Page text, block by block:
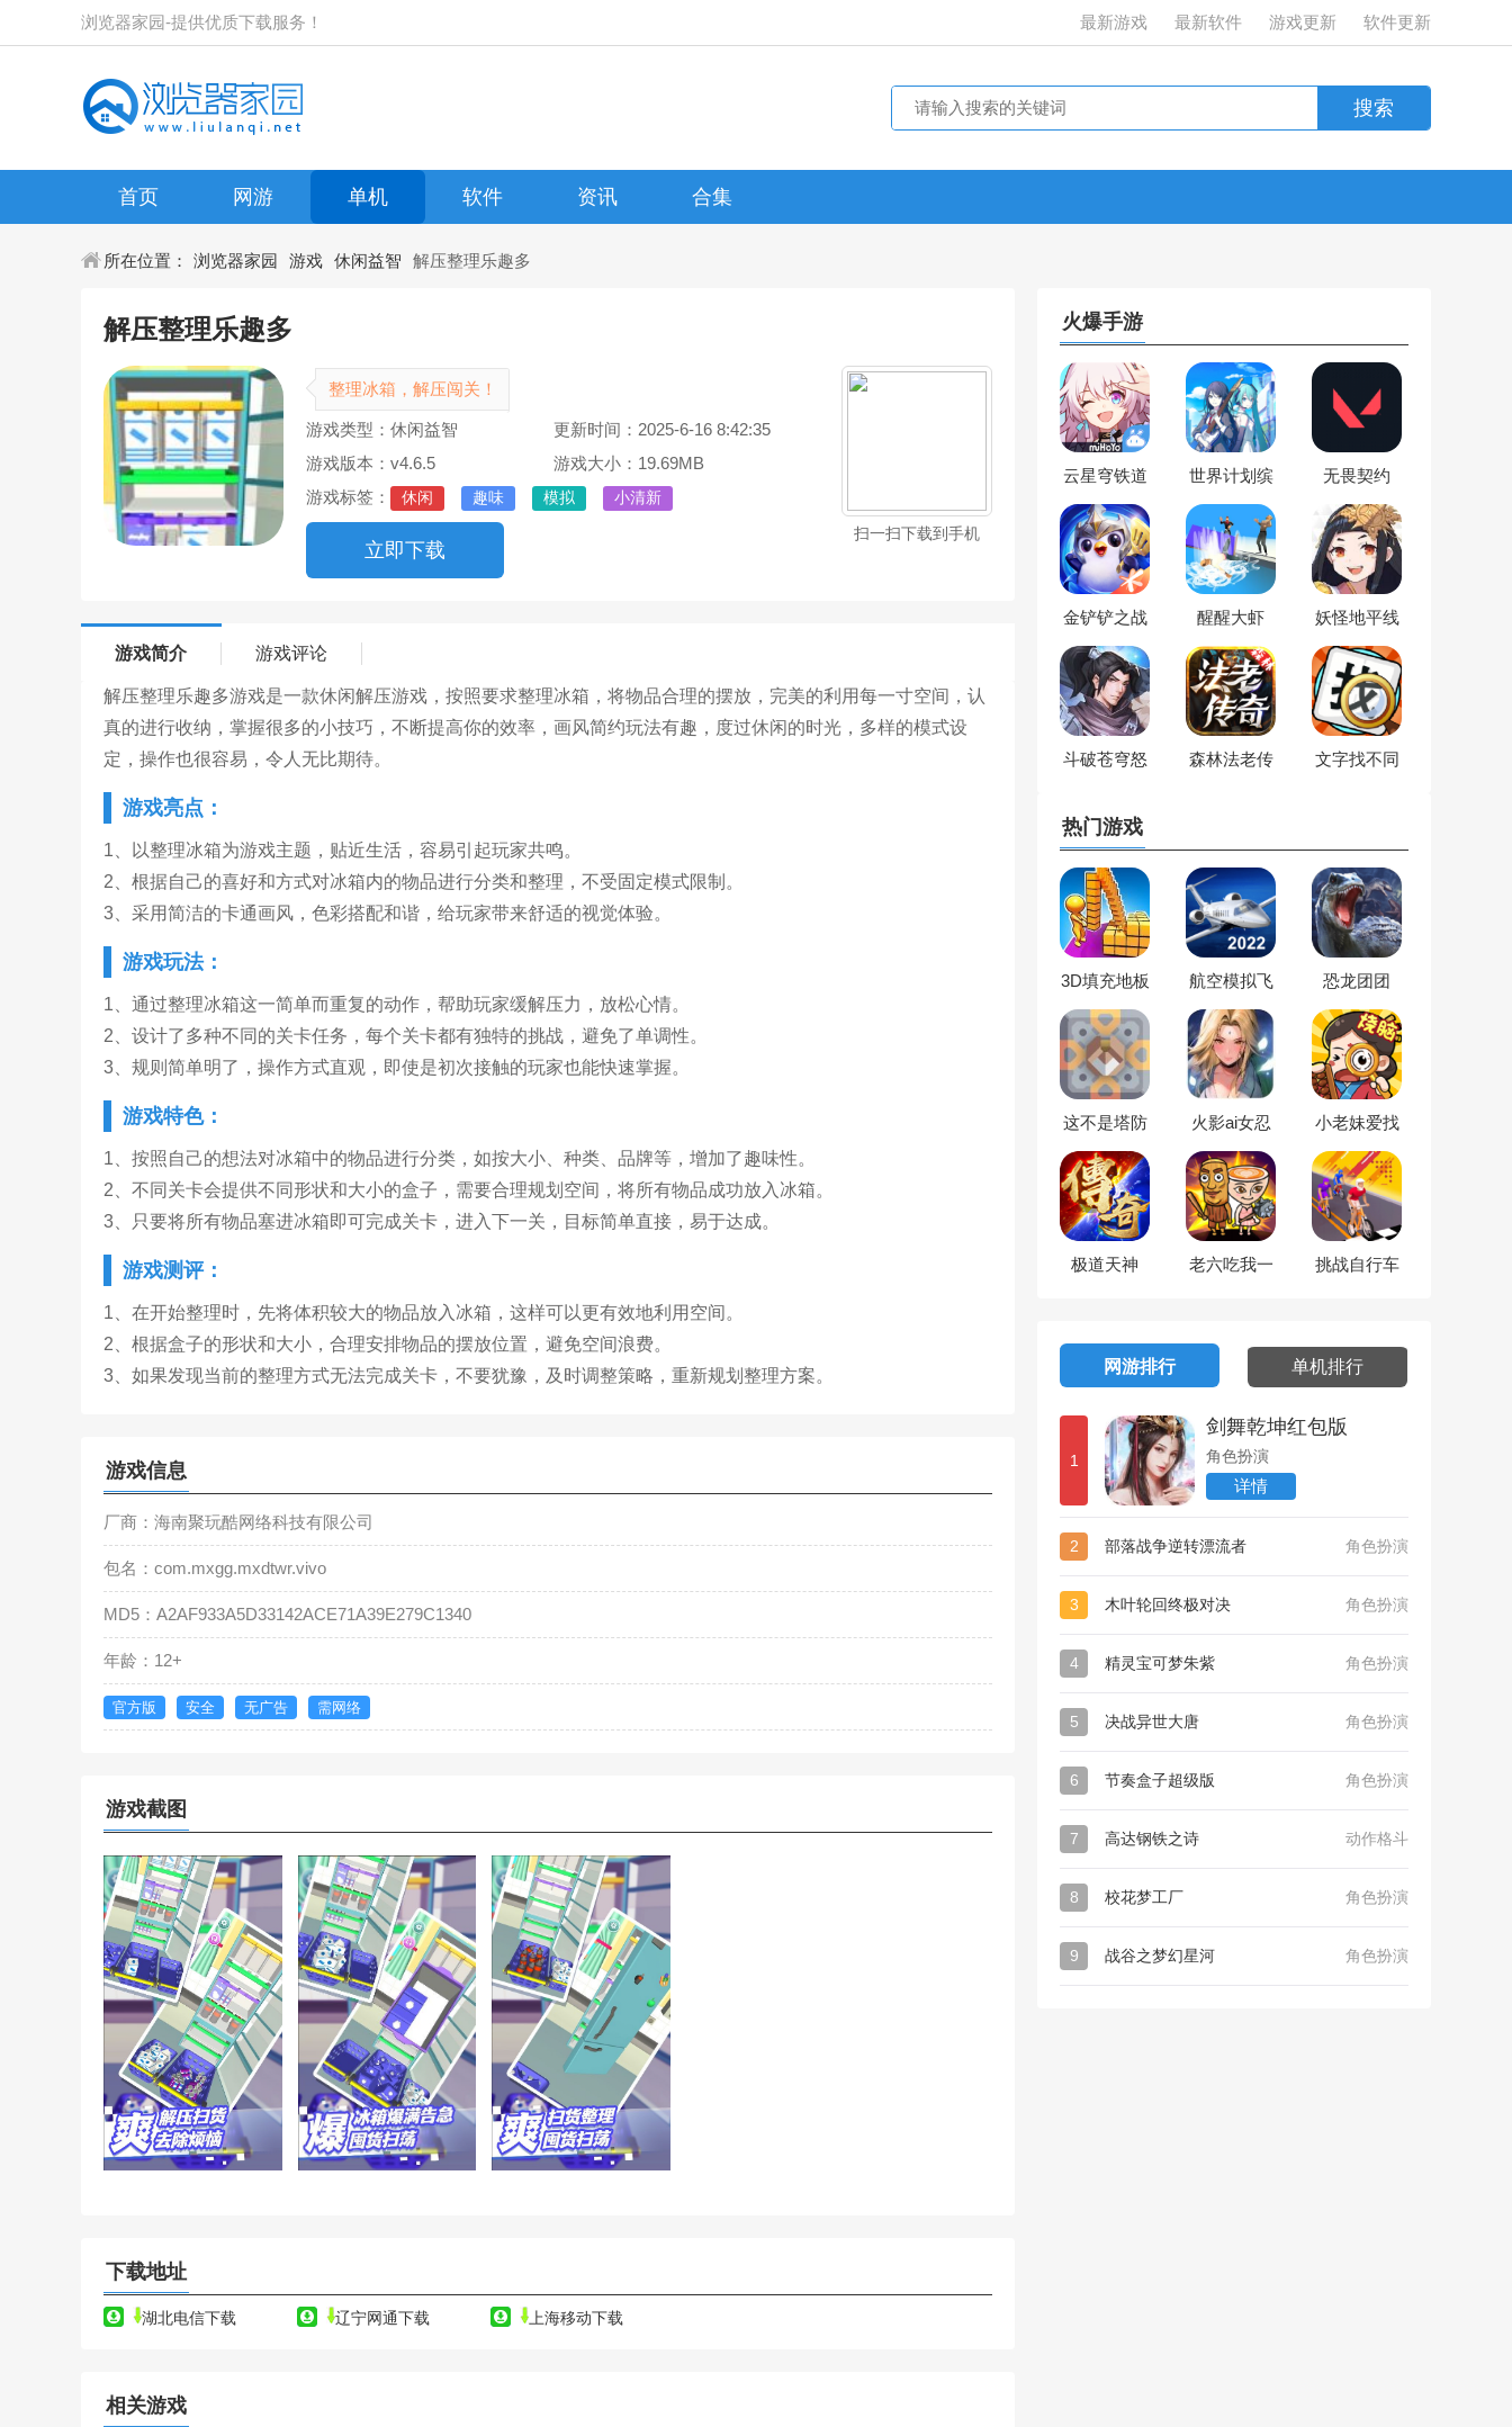
浏览器家园-提供优质下载服务！ 最新游戏 最新软件 游戏更新 软件更新
首页 网游 单机 软件 资讯 合集
所在位置： 浏览器家园 游戏 休闲益智 解压整理乐趣多
解压整理乐趣多
整理冰箱，解压闯关！
游戏类型：休闲益智
更新时间：2025-6-16 8:42:35
游戏版本：v4.6.5
游戏大小：19.69MB
游戏标签：
休闲 趣味 模拟 小清新
立即下载
扫一扫下载到手机
游戏简介 游戏评论
解压整理乐趣多游戏是一款休闲解压游戏，按照要求整理冰箱，将物品合理的摆放，完美的利用每一寸空间，认
真的进行收纳，掌握很多的小技巧，不断提高你的效率，画风简约玩法有趣，度过休闲的时光，多样的模式设
定，操作也很容易，令人无比期待。
游戏亮点：
1、以整理冰箱为游戏主题，贴近生活，容易引起玩家共鸣。
2、根据自己的喜好和方式对冰箱内的物品进行分类和整理，不受固定模式限制。
3、采用简洁的卡通画风，色彩搭配和谐，给玩家带来舒适的视觉体验。
游戏玩法：
1、通过整理冰箱这一简单而重复的动作，帮助玩家缓解压力，放松心情。
2、设计了多种不同的关卡任务，每个关卡都有独特的挑战，避免了单调性。
3、规则简单明了，操作方式直观，即使是初次接触的玩家也能快速掌握。
游戏特色：
1、按照自己的想法对冰箱中的物品进行分类，如按大小、种类、品牌等，增加了趣味性。
2、不同关卡会提供不同形状和大小的盒子，需要合理规划空间，将所有物品成功放入冰箱。
3、只要将所有物品塞进冰箱即可完成关卡，进入下一关，目标简单直接，易于达成。
游戏测评：
1、在开始整理时，先将体积较大的物品放入冰箱，这样可以更有效地利用空间。
2、根据盒子的形状和大小，合理安排物品的摆放位置，避免空间浪费。
3、如果发现当前的整理方式无法完成关卡，不要犹豫，及时调整策略，重新规划整理方案。
游戏信息
厂商：海南聚玩酷网络科技有限公司
包名：com.mxgg.mxdtwr.vivo
MD5：A2AF933A5D33142ACE71A39E279C1340
年龄：12+
官方版 安全 无广告 需网络
游戏截图
下载地址
湖北电信下载 辽宁网通下载 上海移动下载
相关游戏
火爆手游
云星穹铁道
世界计划缤
无畏契约
金铲铲之战 醒醒大虾 妖怪地平线
斗破苍穹怒
森林法老传
文字找不同
热门游戏
3D填充地板
航空模拟飞
恐龙团团
这不是塔防 火影ai女忍
小老妹爱找
极道天神
老六吃我一
挑战自行车
网游排行 单机排行
1
剑舞乾坤红包版
角色扮演
详情
2 部落战争逆转漂流者 角色扮演
3 木叶轮回终极对决 角色扮演
4 精灵宝可梦朱紫 角色扮演
5 决战异世大唐 角色扮演
6 节奏盒子超级版 角色扮演
7 高达钢铁之诗 动作格斗
8 校花梦工厂 角色扮演
9 战谷之梦幻星河 角色扮演